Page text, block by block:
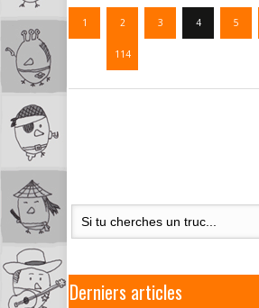
1 2 3 4 5
114
Derniers articles